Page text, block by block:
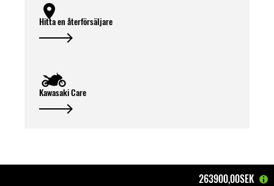
Hitta en återförsäljare
Kawasaki Care
263900,00SEK